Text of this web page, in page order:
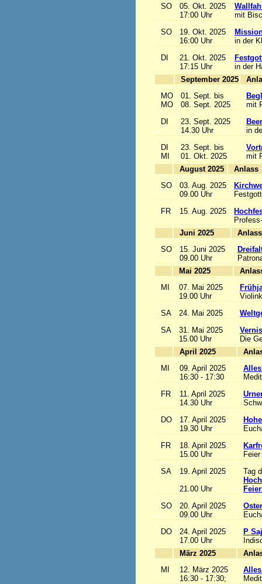
SO
05. Okt. 2025
17:00 Uhr
mit
SO
19. Okt. 2025
16:00 Uhr
in der
DI
21. Okt. 2025
17:15 Uhr
in der
September 2025
MO
MO
01. Sept. bis
08. Sept. 2025
mit
DI
23. Sept. 2025
14.30 Uhr
in
DI
MI
23. Sept. bis
01. Okt. 2025
mit
August 2025
SO
03. Aug. 2025
09.00 Uhr
FR
15. Aug. 2025
Juni 2025
SO
15. Juni 2025
09.00 Uhr
Mai 2025
MI
07. Mai 2025
19.00 Uhr
SA
24. Mai 2025
SA
31. Mai 2025
15.00 Uhr
Die
April 2025
MI
09. April 2025
16:30 - 17:30
FR
11. April 2025
14.30 Uhr
DO
17. April 2025
19.30 Uhr
FR
18. April 2025
15.00 Uhr
SA
19. April 2025
21.00 Uhr
Tag
SO
20. April 2025
09.00 Uhr
DO
24. April 2025
17.00 Uhr
P
März 2025
MI
12. März 2025
16:30 - 17:30;